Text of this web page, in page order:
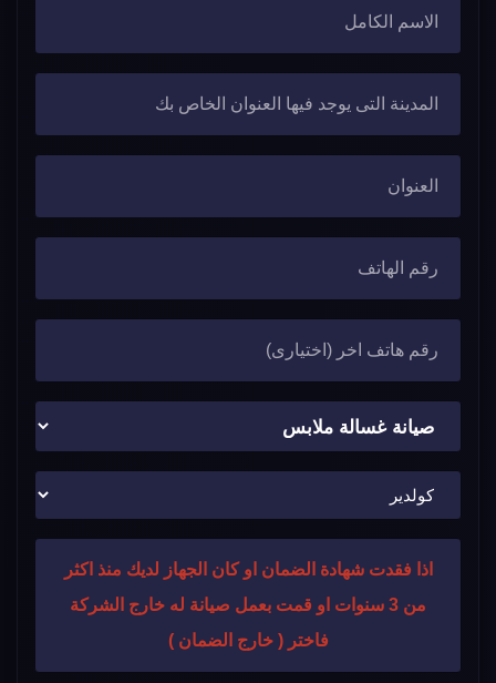
اذا فقدت شهادة الضمان او كان الجهاز لديك منذ اكثر
من 3 سنوات او قمت بعمل صيانة له خارج الشركة
فاختر ( خارج الضمان )